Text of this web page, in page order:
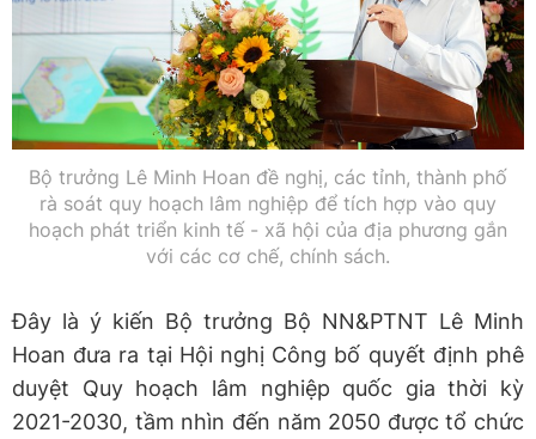
Bộ trưởng Lê Minh Hoan đề nghị, các tỉnh, thành phố
rà soát quy hoạch lâm nghiệp để tích hợp vào quy
hoạch phát triển kinh tế - xã hội của địa phương gắn
với các cơ chế, chính sách.
Đây là ý kiến Bộ trưởng Bộ NN&PTNT Lê Minh
Hoan đưa ra tại Hội nghị Công bố quyết định phê
duyệt Quy hoạch lâm nghiệp quốc gia thời kỳ
2021-2030, tầm nhìn đến năm 2050 được tổ chức